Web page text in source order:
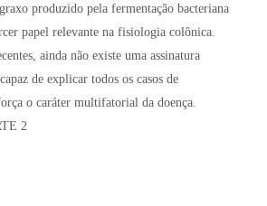
produzido pela fermentação bacteriana
papel relevante na fisiologia colônica.
ainda não existe uma assinatura
de explicar todos os casos de
o caráter multifatorial da doença.
2